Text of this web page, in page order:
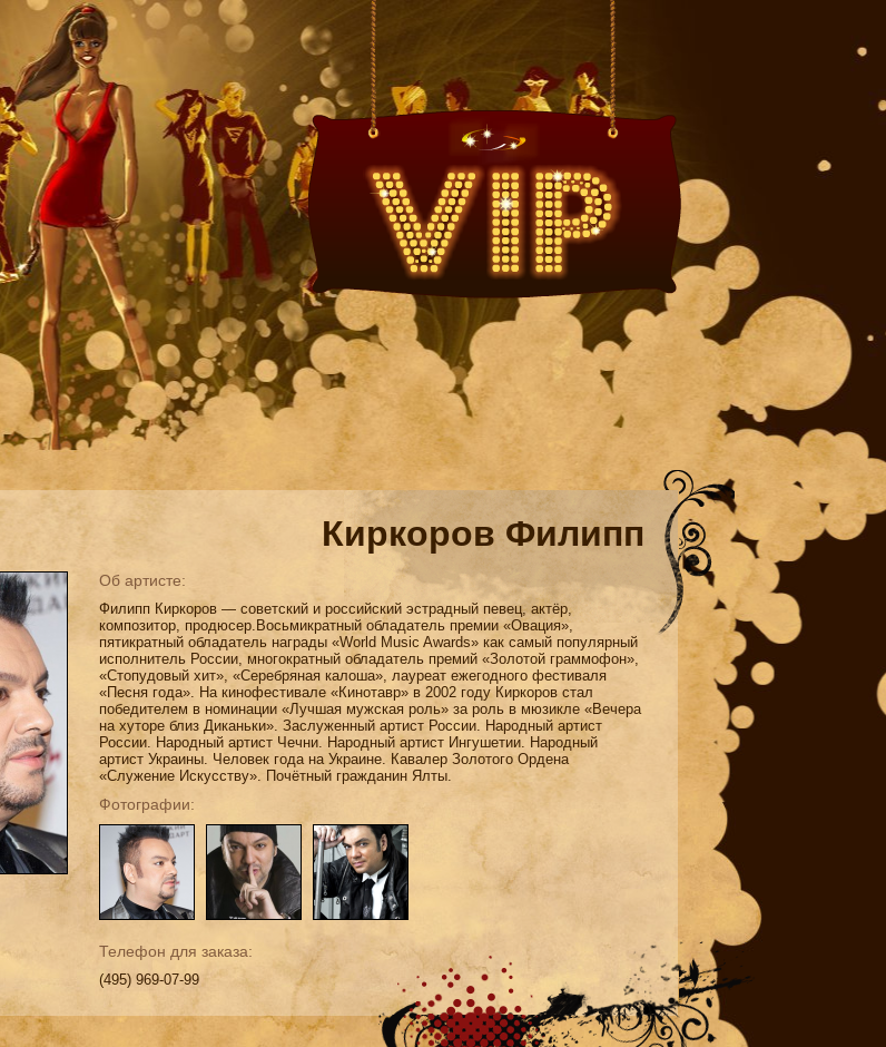
Киркоров Филипп
Об артисте:
Филипп Киркоров — советский и российский эстрадный певец, актёр,
композитор, продюсер.Восьмикратный обладатель премии «Овация»,
пятикратный обладатель награды «World Music Awards» как самый популярный
исполнитель России, многократный обладатель премий «Золотой граммофон»,
«Стопудовый хит», «Серебряная калоша», лауреат ежегодного фестиваля
«Песня года». На кинофестивале «Кинотавр» в 2002 году Киркоров стал
победителем в номинации «Лучшая мужская роль» за роль в мюзикле «Вечера
на хуторе близ Диканьки». Заслуженный артист России. Народный артист
России. Народный артист Чечни. Народный артист Ингушетии. Народный
артист Украины. Человек года на Украине. Кавалер Золотого Ордена
«Служение Искусству». Почётный гражданин Ялты.
Фотографии:
Телефон для заказа:
(495) 969-07-99